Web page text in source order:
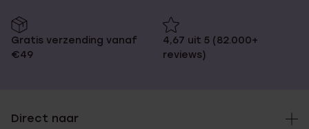
Gratis verzending vanaf
€49
4,67 uit 5 (82.000+
reviews)
Direct naar